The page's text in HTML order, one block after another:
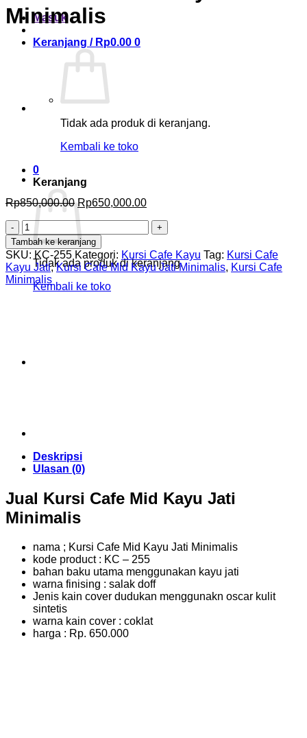
Masuk
Keranjang / Rp0.00 0
Tidak ada produk di keranjang.
Kembali ke toko
0
Keranjang
Tidak ada produk di keranjang.
Kembali ke toko
Minimalis
Rp850,000.00Harga
aslinya
adalah:
Rp850,000.00.
Rp650,000.00Harga
ini
Rp650,000.00.
Kuantitas
Kursi
Cafe
Mid
Kayu
Jati
Tambah ke keranjang
SKU: KC-255 Kategori: Kursi Cafe Kayu Tag: Kursi Cafe
Kayu Jati,Kursi Cafe Mid Kayu Jati Minimalis, Kursi Cafe
Minimalis
Deskripsi
Ulasan (0)
Jual Kursi Cafe Mid Kayu Jati
Minimalis
nama ; Kursi Cafe Mid Kayu Jati Minimalis
kode product : KC – 255
bahan baku utama menggunakan kayu jati
warna finising : salak doff
Jenis kain cover dudukan menggunakn oscar kulit
sintetis
warna kain cover : coklat
harga : Rp. 650.000